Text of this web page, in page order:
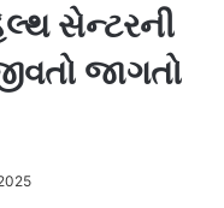
સેન્ટરની
જાગતો